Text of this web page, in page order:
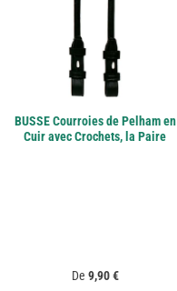
BUSSE Courroies de Pelham en
Cuir avec Crochets, la Paire
Prix régulier :
De 9,90 €